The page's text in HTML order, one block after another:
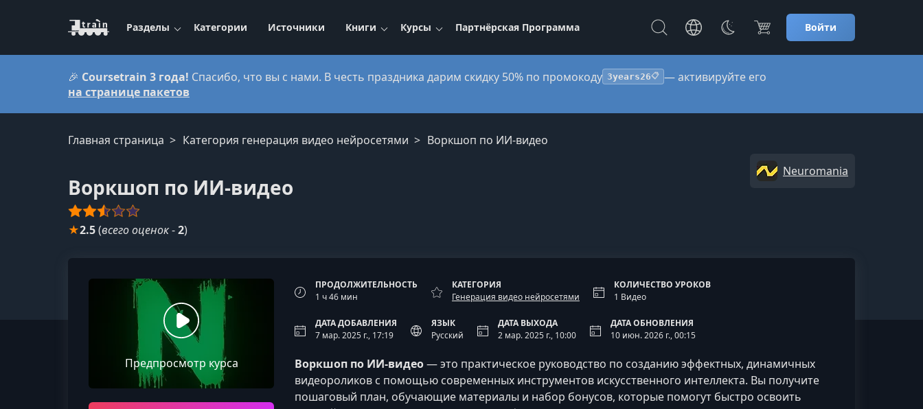
Разделы Категории Источники Книги Курсы Партнёрская Программа Войти
🎉 Coursetrain 3 года! Спасибо, что вы с нами. В честь праздника дарим скидку 50% по промокоду 3years26📋 — активируйте его
на странице пакетов
Главная страница Категория генерация видео нейросетями Воркшоп по ИИ-видео
Воркшоп по ИИ-видео
Neuromania
★2.5(всего оценок-2)
Предпросмотр курса
ПРОДОЛЖИТЕЛЬНОСТЬ
1 ч 46 мин
КАТЕГОРИЯ
Генерация видео нейросетями
КОЛИЧЕСТВО УРОКОВ
1 Видео
ДАТА ДОБАВЛЕНИЯ
7 мар. 2025 г., 17:19
ЯЗЫК
Русский
ДАТА ВЫХОДА
2 мар. 2025 г., 10:00
ДАТА ОБНОВЛЕНИЯ
10 июн. 2026 г., 00:15
Воркшоп по ИИ-видео— это практическое руководство по созданию эффектных, динамичных
видеороликов с помощью современных инструментов искусственного интеллекта. Вы получите
пошаговый план, обучающие материалы и набор бонусов, которые помогут быстро освоить